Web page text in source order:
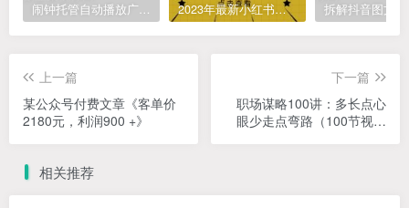
闹钟托管自动播放广告，单机5-10，无需人工操作 2023年最新小红书成人电商项目，简单易操作【详细教程】
上一篇
某公众号付费文章《客单价
2180元，利润900 +》
下一篇
职场谋略100讲：多长点心
眼少走点弯路（100节视频
相关推荐